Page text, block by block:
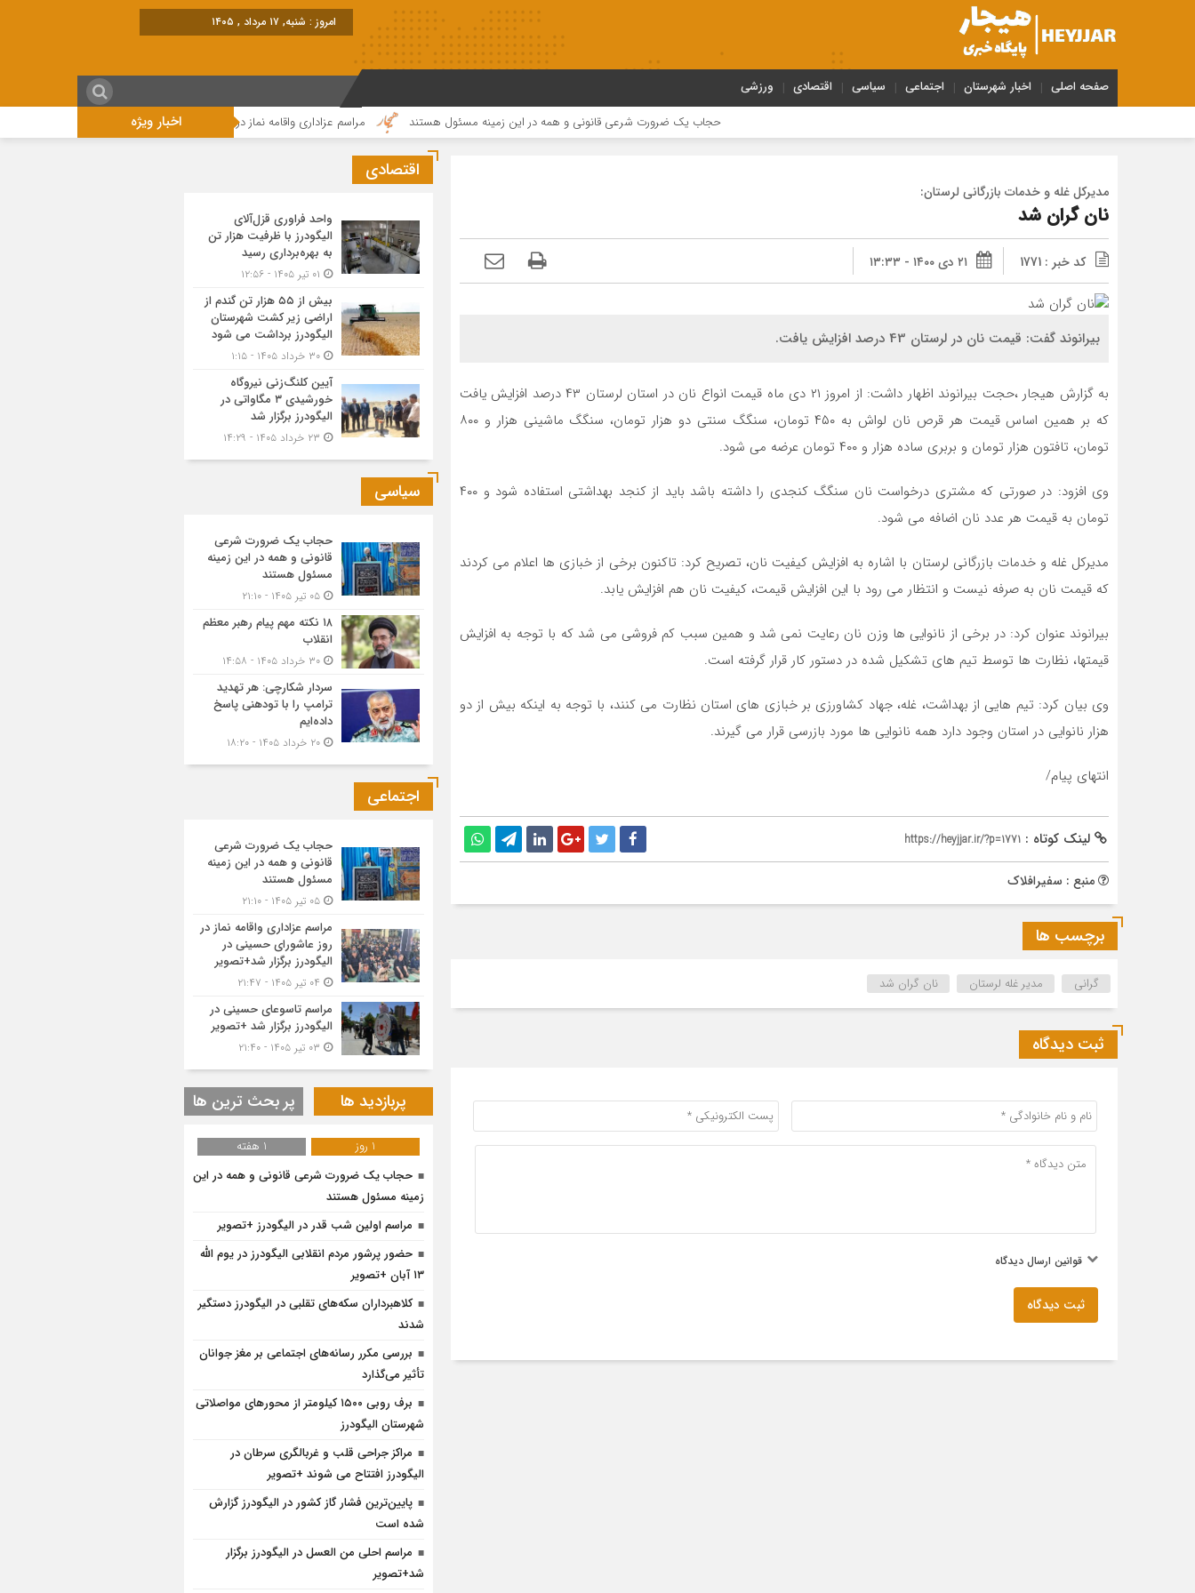
ب
صفحه اصلی اخبار شهرستان اجتماعی سیاسی اقتصادی ورزشی
اخبار ویژه حجاب یک ضرورت شرعی قانونی و همه در این زمینه مسئول هستند مراسم عزاداری واقامه نماز در روز عاشورای حسینی در الیگودرز برگزار شد+تصویر
مدیرکل غله و خدمات بازرگانی لرستان:
نان گران شد
کد خبر : 1771 ۲۱ دی ۱۴۰۰ - ۱۳:۳۳
بیرانوند گفت: قیمت نان در لرستان 43 درصد افزایش یافت.
به گزارش هیجار ،حجت بیرانوند اظهار داشت: از امروز ۲۱ دی ماه قیمت انواع نان در استان لرستان ۴۳ درصد افزایش یافت
که بر همین اساس قیمت هر قرص نان لواش به ۴۵۰ تومان، سنگگ سنتی دو هزار تومان، سنگگ ماشینی هزار و ۸۰۰
تومان، تافتون هزار تومان و بربری ساده هزار و ۴۰۰ تومان عرضه می شود.
وی افزود: در صورتی که مشتری درخواست نان سنگگ کنجدی را داشته باشد باید از کنجد بهداشتی استفاده شود و ۴۰۰
تومان به قیمت هر عدد نان اضافه می شود.
مدیرکل غله و خدمات بازرگانی لرستان با اشاره به افزایش کیفیت نان، تصریح کرد: تاکنون برخی از خبازی ها اعلام می کردند
که قیمت نان به صرفه نیست و انتظار می رود با این افزایش قیمت، کیفیت نان هم افزایش یابد.
بیرانوند عنوان کرد: در برخی از نانوایی ها وزن نان رعایت نمی شد و همین سبب کم فروشی می شد که با توجه به افزایش
قیمتها، نظارت ها توسط تیم های تشکیل شده در دستور کار قرار گرفته است.
وی بیان کرد: تیم هایی از بهداشت، غله، جهاد کشاورزی بر خبازی های استان نظارت می کنند، با توجه به اینکه بیش از دو
هزار نانوایی در استان وجود دارد همه نانوایی ها مورد بازرسی قرار می گیرند.
انتهای پیام/
لینک کوتاه : https://heyjjar.ir/?p=1771
منبع : سفیرافلاک
برچسب ها
گرانی مدیر غله لرستان نان گران شد
ثبت دیدگاه
قوانین ارسال دیدگاه
ثبت دیدگاه
اقتصادی
واحد فراوری قزل‌آلای
الیگودرز با ظرفیت هزار تن
به بهره‌برداری رسید
بیش از ۵۵ هزار تن گندم از
اراضی زیر کشت شهرستان
الیگودرز برداشت می شود
آیین کلنگ‌زنی نیروگاه
خورشیدی ۳ مگاواتی در
الیگودرز برگزار شد
سیاسی
حجاب یک ضرورت شرعی
قانونی و همه در این زمینه
مسئول هستند
۱۸ نکته مهم پیام رهبر معظم
انقلاب
سردار شکارچی: هر تهدید
ترامپ را با تودهنی پاسخ
داده‌ایم
اجتماعی
حجاب یک ضرورت شرعی
قانونی و همه در این زمینه
مسئول هستند
مراسم عزاداری واقامه نماز در
روز عاشورای حسینی در
الیگودرز برگزار شد+تصویر
مراسم تاسوعای حسینی در
الیگودرز برگزار شد +تصویر
پربازدید ها پر بحث ترین ها
1 روز
1 هفته
حجاب یک ضرورت شرعی قانونی و همه در این
زمینه مسئول هستند
مراسم اولین شب قدر در الیگودرز +تصویر
حضور پرشور مردم انقلابی الیگودرز در یوم الله
۱۳ آبان +تصویر
کلاهبرداران سکه‌های تقلبی در الیگودرز دستگیر
شدند
بررسی مکرر رسانه‌های اجتماعی بر مغز جوانان
تأثیر می‌گذارد
برف روبی ۱۵۰۰ کیلومتر از محور‌های مواصلاتی
شهرستان الیگودرز
مراکز جراحی قلب و غربالگری سرطان در
الیگودرز افتتاح می شوند +تصویر
پایین‌ترین فشار گاز کشور در الیگودرز گزارش
شده است
مراسم احلی من العسل در الیگودرز برگزار
شد+تصویر